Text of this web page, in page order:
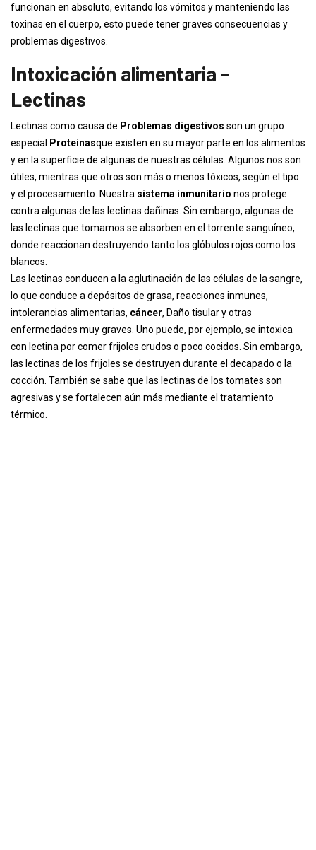
funcionan en absoluto, evitando los vómitos y manteniendo las
toxinas en el cuerpo, esto puede tener graves consecuencias y
problemas digestivos.
Intoxicación alimentaria -
Lectinas
Lectinas como causa de Problemas digestivos son un grupo
especial
Proteinasque existen en su mayor parte en los alimentos
y en la superficie de algunas de nuestras células. Algunos nos son
útiles, mientras que otros son más o menos tóxicos, según el tipo
y el procesamiento. Nuestra sistema inmunitario nos protege
contra algunas de las lectinas dañinas. Sin embargo, algunas de
las lectinas que tomamos se absorben en el torrente sanguíneo,
donde reaccionan destruyendo tanto los glóbulos rojos como los
blancos.
Las lectinas conducen a la aglutinación de las células de la sangre,
lo que conduce a depósitos de grasa, reacciones inmunes,
intolerancias alimentarias, cáncer, Daño tisular y otras
enfermedades muy graves. Uno puede, por ejemplo, se intoxica
con lectina por comer frijoles crudos o poco cocidos. Sin embargo,
las lectinas de los frijoles se destruyen durante el decapado o la
cocción. También se sabe que las lectinas de los tomates son
agresivas y se fortalecen aún más mediante el tratamiento
térmico.